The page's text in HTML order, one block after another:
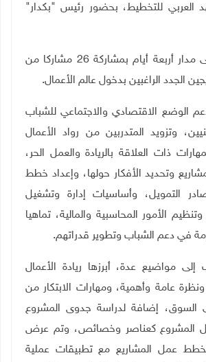
العربي للتخطيط، بحضور رئيس "بكدار"
وأقيم التدريب على مدار أربعة أيام بمشاركة 26 مشاركا من
الجدد الراغبين بدخول عالم الأعمال.
الوضع الاقتصادي والاجتماعي للشباب
وتزويد المتدربين من رواد الأعمال
ذات العلاقة بالريادة والعمل الحر،
وتحديد الأفكار حولها، وإعداد خطط
التمويل، وأساسيات إدارة وتشغيل
الأمور المحاسبية والمالية، تماهيا
في دعم الشباب وتطوير قدراتهم.
إلى مواضيع عدة، أبرزها ريادة الأعمال
عامة وأهمية، ومهارات الابتكار من
السوق، إضافة لدراسة جدوى المشروع
المشروع كعناصر وخصائص، وتم عرض
عمل المشاريع مع تطبيقات عملية